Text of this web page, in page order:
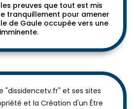
preuves que tout est mis
tranquillement pour amener
de Gaule occupée vers une
"dissidencetv.fr" et ses sites
et la Création d'un Être